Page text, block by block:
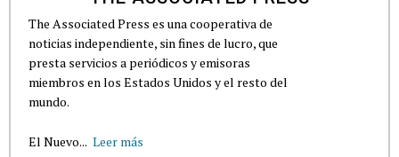
The Associated Press es una cooperativa de
noticias independiente, sin fines de lucro, que
presta servicios a periódicos y emisoras
miembros en los Estados Unidos y el resto del
mundo.
El Nuevo... Leer más